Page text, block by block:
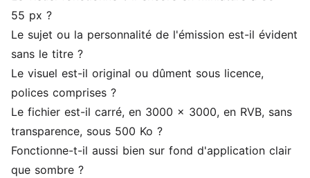
55 px ?
Le sujet ou la personnalité de l'émission est-il évident
sans le titre ?
Le visuel est-il original ou dûment sous licence,
polices comprises ?
Le fichier est-il carré, en 3000 x 3000, en RVB, sans
transparence, sous 500 Ko ?
Fonctionne-t-il aussi bien sur fond d'application clair
que sombre ?